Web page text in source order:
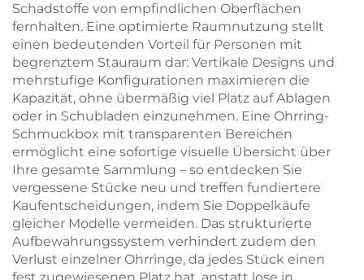
Schadstoffe von empfindlichen Oberflächen
fernhalten. Eine optimierte Raumnutzung stellt
einen bedeutenden Vorteil für Personen mit
begrenztem Stauraum dar: Vertikale Designs und
mehrstufige Konfigurationen maximieren die
Kapazität, ohne übermäßig viel Platz auf Ablagen
oder in Schubladen einzunehmen. Eine Ohrring-
Schmuckbox mit transparenten Bereichen
ermöglicht eine sofortige visuelle Übersicht über
Ihre gesamte Sammlung – so entdecken Sie
vergessene Stücke neu und treffen fundiertere
Kaufentscheidungen, indem Sie Doppelkäufe
gleicher Modelle vermeiden. Das strukturierte
Aufbewahrungssystem verhindert zudem den
Verlust einzelner Ohrringe, da jedes Stück einen